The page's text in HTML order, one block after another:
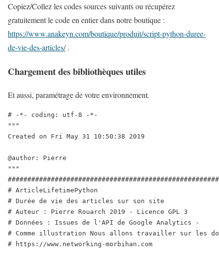
t
i
c
l
s
s
r
m
n
i
t
e
?
P
Copiez/Collez les codes sources suivants ou récupérez
gratuitement le code en entier dans notre boutique :
https://www.anakeyn.com/boutique/produit/script-python-duree-
de-vie-des-articles/.
Chargement des bibliothèques utiles
Et aussi, paramétrage de votre environnement.
# -*- coding: utf-8 -*-
"""
Created on Fri May 31 10:50:38 2019
@author: Pierre
"""
# ArticleLifetimePython
# Durée de vie des articles sur son site
# Auteur : Pierre Rouarch 2019 - Licence GPL 3
# Données : Issues de l'API de Google Analytics -
# Comme illustration Nous allons travailler sur les
# https://www.networking-morbihan.com